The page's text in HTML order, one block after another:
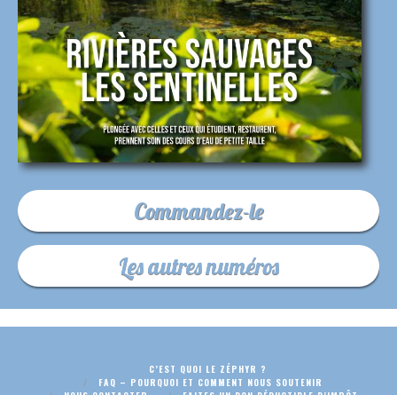
Commandez-le
Les autres numéros
C’EST QUOI LE ZÉPHYR ?
FAQ – POURQUOI ET COMMENT NOUS SOUTENIR